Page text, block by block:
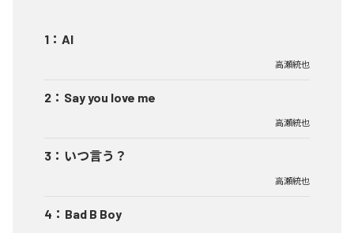
1 ： AI
高瀬統也
2 ： Say you love me
高瀬統也
3 ： いつ言う？
高瀬統也
4 ： Bad B Boy